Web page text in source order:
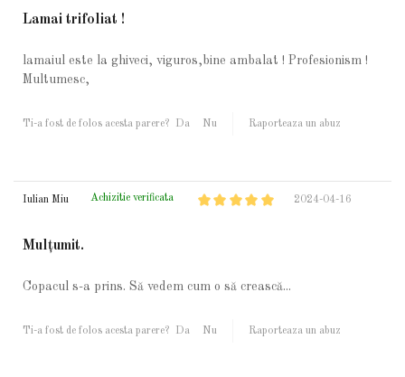
Lamai trifoliat !
lamaiul este la ghiveci, viguros,bine ambalat ! Profesionism !
Multumesc,
Ti-a fost de folos acesta parere? Da Nu Raporteaza un abuz
Iulian Miu Achizitie verificata 2024-04-16
Mulțumit.
Copacul s-a prins. Să vedem cum o să crească...
Ti-a fost de folos acesta parere? Da Nu Raporteaza un abuz